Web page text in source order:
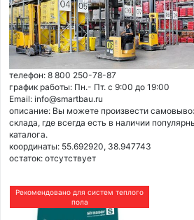
телефон: 8 800 250-78-87
график работы: Пн.- Пт. с 9:00 до 19:00
Email: info@smartbau.ru
описание: Вы можете произвести
склада, где всегда есть в наличии
каталога.
координаты: 55.692920, 38.947743
остаток: отсутствует
Рекомендовано для систем теплого
пола